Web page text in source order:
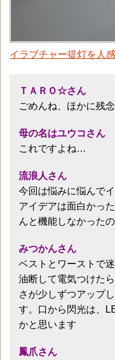
イラブチャー提灯を人
ＴＡＲＯ☆さん
ごめんね、ほかに残
母の名はユウコさん
これですよね…
流浪人さん
今回は悩みに悩んで
アイデアは面白かっ
んと機能しなかった
みつかんさん
ベストとワーストで
油断して電気つけた
さが少しずつアップ
す。口から閃光は、
かと思います
鳳爪さん